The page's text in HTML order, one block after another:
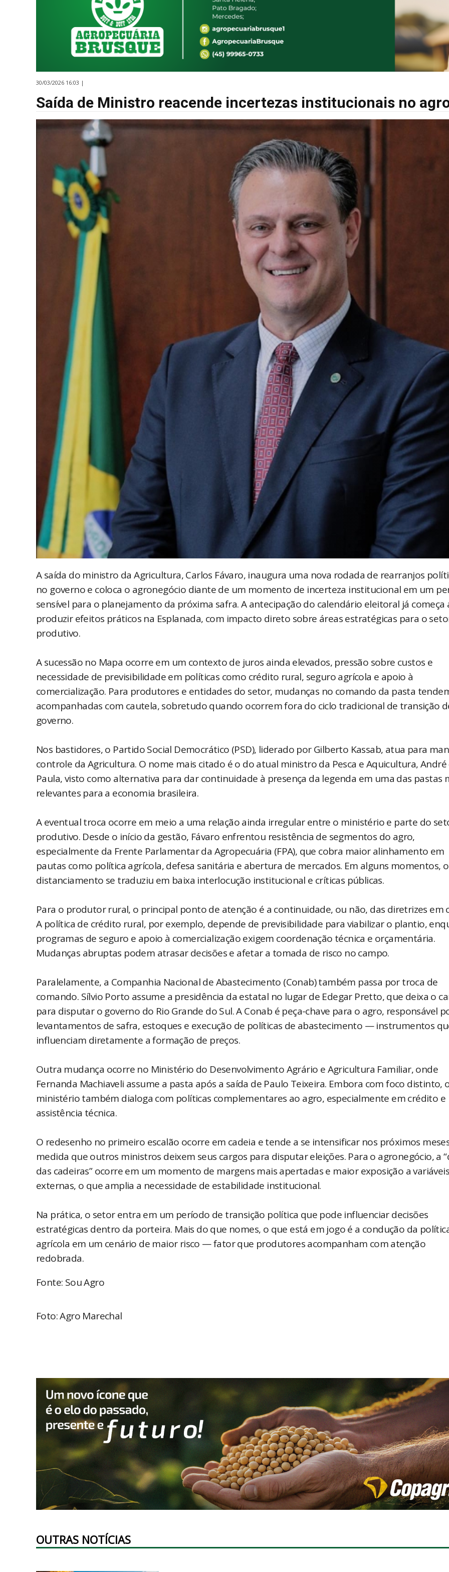
30/03/2026 16:03 |
Saída de Ministro reacende incertezas institucionais no
A saída do ministro da Agricultura, Carlos Fávaro, inaugura uma nova rodada de rearranjos
no governo e coloca o agronegócio diante de um momento de incerteza institucional em um
sensível para o planejamento da próxima safra. A antecipação do calendário eleitoral já começa
produzir efeitos práticos na Esplanada, com impacto direto sobre áreas estratégicas para o
produtivo.
A sucessão no Mapa ocorre em um contexto de juros ainda elevados, pressão sobre custos e
necessidade de previsibilidade em políticas como crédito rural, seguro agrícola e apoio à
comercialização. Para produtores e entidades do setor, mudanças no comando da pasta
acompanhadas com cautela, sobretudo quando ocorrem fora do ciclo tradicional de transição
governo.
Nos bastidores, o Partido Social Democrático (PSD), liderado por Gilberto Kassab, atua para
controle da Agricultura. O nome mais citado é o do atual ministro da Pesca e Aquicultura, André
Paula, visto como alternativa para dar continuidade à presença da legenda em uma das pastas
relevantes para a economia brasileira.
A eventual troca ocorre em meio a uma relação ainda irregular entre o ministério e parte do
produtivo. Desde o início da gestão, Fávaro enfrentou resistência de segmentos do agro,
especialmente da Frente Parlamentar da Agropecuária (FPA), que cobra maior alinhamento em
pautas como política agrícola, defesa sanitária e abertura de mercados. Em alguns momentos, o
distanciamento se traduziu em baixa interlocução institucional e críticas públicas.
Para o produtor rural, o principal ponto de atenção é a continuidade, ou não, das diretrizes em
A política de crédito rural, por exemplo, depende de previsibilidade para viabilizar o plantio,
programas de seguro e apoio à comercialização exigem coordenação técnica e orçamentária.
Mudanças abruptas podem atrasar decisões e afetar a tomada de risco no campo.
Paralelamente, a Companhia Nacional de Abastecimento (Conab) também passa por troca de
comando. Sílvio Porto assume a presidência da estatal no lugar de Edegar Pretto, que deixa o
para disputar o governo do Rio Grande do Sul. A Conab é peça-chave para o agro, responsável
levantamentos de safra, estoques e execução de políticas de abastecimento — instrumentos
influenciam diretamente a formação de preços.
Outra mudança ocorre no Ministério do Desenvolvimento Agrário e Agricultura Familiar, onde
Fernanda Machiaveli assume a pasta após a saída de Paulo Teixeira. Embora com foco distinto,
ministério também dialoga com políticas complementares ao agro, especialmente em crédito e
assistência técnica.
O redesenho no primeiro escalão ocorre em cadeia e tende a se intensificar nos próximos
medida que outros ministros deixem seus cargos para disputar eleições. Para o agronegócio, a
das cadeiras” ocorre em um momento de margens mais apertadas e maior exposição a variáveis
externas, o que amplia a necessidade de estabilidade institucional.
Na prática, o setor entra em um período de transição política que pode influenciar decisões
estratégicas dentro da porteira. Mais do que nomes, o que está em jogo é a condução da
agrícola em um cenário de maior risco — fator que produtores acompanham com atenção
redobrada.
Fonte: Sou Agro
Foto: Agro Marechal
OUTRAS NOTÍCIAS